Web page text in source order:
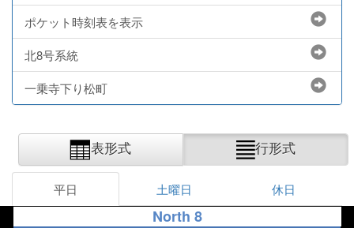
ポケット時刻表を表示
北8号系統
一乗寺下り松町
表形式 行形式
平日 土曜日 休日
North 8